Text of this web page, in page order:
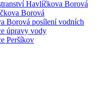
Havlíčkova Borová
Borová
Borová posílení vodních
úpravy vody
Peršíkov